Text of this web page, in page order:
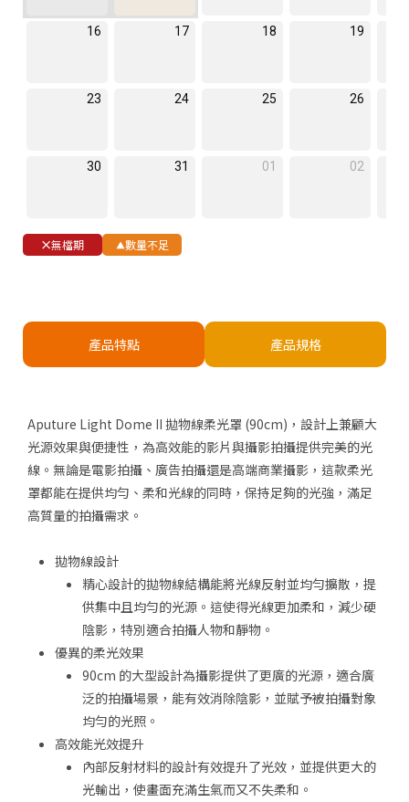
16 17 18 19
23 24 25 26
30 31 01 02
無檔期 數量不足
產品特點 產品規格
Aputure Light Dome II 拋物線柔光罩 (90cm)，設計上兼顧大
光源效果與便捷性，為高效能的影片與攝影拍攝提供完美的光
線。無論是電影拍攝、廣告拍攝還是高端商業攝影，這款柔光
罩都能在提供均勻、柔和光線的同時，保持足夠的光強，滿足
高質量的拍攝需求。
拋物線設計
精心設計的拋物線結構能將光線反射並均勻擴散，提
供集中且均勻的光源。這使得光線更加柔和，減少硬
陰影，特別適合拍攝人物和靜物。
優異的柔光效果
90cm 的大型設計為攝影提供了更廣的光源，適合廣
泛的拍攝場景，能有效消除陰影，並賦予被拍攝對象
均勻的光照。
高效能光效提升
內部反射材料的設計有效提升了光效，並提供更大的
光輸出，使畫面充滿生氣而又不失柔和。